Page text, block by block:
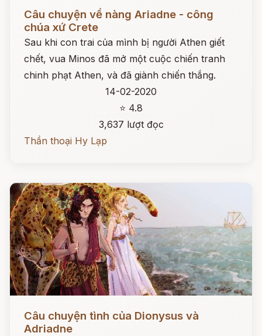
Câu chuyện về nàng Ariadne - công
chúa xứ Crete
Sau khi con trai của mình bị người Athen giết
chết, vua Minos đã mở một cuộc chiến tranh
chinh phạt Athen, và đã giành chiến thắng.
14-02-2020
⭐ 4.8
3,637 lượt đọc
Thần thoại Hy Lạp
Câu chuyện tình của Dionysus và
Adriadne